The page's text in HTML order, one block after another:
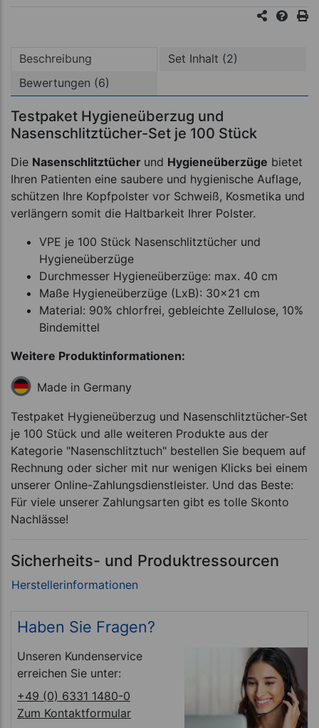
Beschreibung
Set Inhalt (2)
Bewertungen (6)
Testpaket Hygieneüberzug und
Nasenschlitztücher-Set je 100 Stück
Die Nasenschlitztücher und Hygieneüberzüge bietet
Ihren Patienten eine saubere und hygienische Auflage,
schützen Ihre Kopfpolster vor Schweiß, Kosmetika und
verlängern somit die Haltbarkeit Ihrer Polster.
VPE je 100 Stück Nasenschlitztücher und
Hygieneüberzüge
Durchmesser Hygieneüberzüge: max. 40 cm
Maße Hygieneüberzüge (LxB): 30x21 cm
Material: 90% chlorfrei, gebleichte Zellulose, 10%
Bindemittel
Weitere Produktinformationen:
Made in Germany
Testpaket Hygieneüberzug und Nasenschlitztücher-Set
je 100 Stück und alle weiteren Produkte aus der
Kategorie "Nasenschlitztuch" bestellen Sie bequem auf
Rechnung oder sicher mit nur wenigen Klicks bei einem
unserer Online-Zahlungsdienstleister. Und das Beste:
Für viele unserer Zahlungsarten gibt es tolle Skonto
Nachlässe!
Sicherheits- und Produktressourcen
Haben Sie Fragen?
Unseren Kundenservice
erreichen Sie unter:
+49 (0) 6331 1480-0
Zum Kontaktformular